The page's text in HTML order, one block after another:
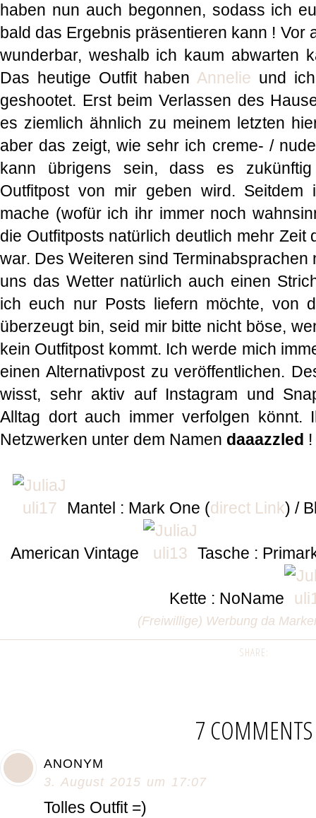
haben nun auch begonnen, sodass ich
bald das Ergebnis präsentieren kann ! Vor
wunderbar, weshalb ich kaum abwarten
Das heutige Outfit haben Annelie und
geshootet. Erst beim Verlassen des
es ziemlich ähnlich zu meinem letzten
aber das zeigt, wie sehr ich creme- /
kann übrigens sein, dass es
Outfitpost von mir geben wird.
mache (wofür ich ihr immer noch
die Outfitposts natürlich deutlich mehr Zeit
war. Des Weiteren sind
uns das Wetter natürlich auch einen
ich euch nur Posts liefern möchte, von
überzeugt bin, seid mir bitte nicht böse,
kein Outfitpost kommt. Ich werde mich
einen Alternativpost zu veröffentlichen.
wisst, sehr aktiv auf Instagram und
Alltag dort auch immer verfolgen könnt.
Netzwerken unter dem Namen daaazzled !
Mantel : Mark One (direct Link) /
American Vintage Tasche :
Kette : NoName
(Freiwillige) Werbung da
SHARE:
7 COMMENTS
ANONYM
3. August 2015 um 17:07
Tolles Outfit =)